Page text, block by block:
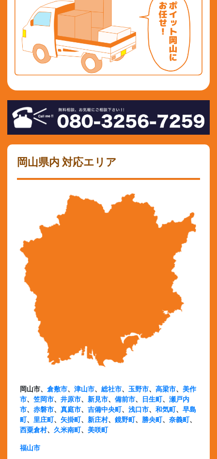
岡山県内 対応エリア
岡山市、 倉敷市、 津山市、 総社市、 玉野市、 高梁市、 美作
市、 笠岡市、 井原市、 新見市、 備前市、 日生町、 瀬戸内
市、 赤磐市、 真庭市、 吉備中央町、 浅口市、 和気町、 早島
町、 里庄町、 矢掛町、 新庄村、 鏡野町、 勝央町、 奈義町、
西粟倉村、 久米南町、 美咲町
福山市